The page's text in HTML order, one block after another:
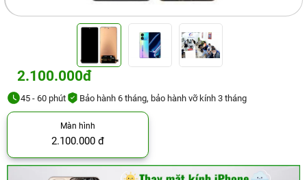
2.100.000đ
45 - 60 phút Bảo hành 6 tháng, bảo hành vỡ kính 3 tháng
Màn hình
2.100.000 đ